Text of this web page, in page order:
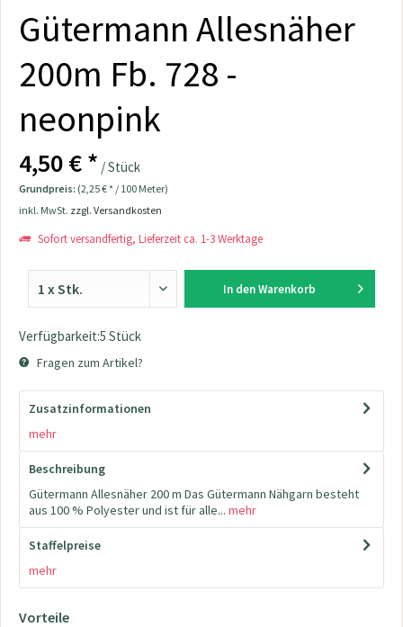
Gütermann Allesnäher
200m Fb. 728 -
neonpink
4,50 € * / Stück
Grundpreis: (2,25 € * / 100 Meter)
inkl. MwSt. zzgl. Versandkosten
Sofort versandfertig, Lieferzeit ca. 1-3 Werktage
In den Warenkorb
Verfügbarkeit:5 Stück
Fragen zum Artikel?
Zusatzinformationen
mehr
Beschreibung
Gütermann Allesnäher 200 m Das Gütermann Nähgarn besteht
aus 100 % Polyester und ist für alle... mehr
Staffelpreise
mehr
Vorteile